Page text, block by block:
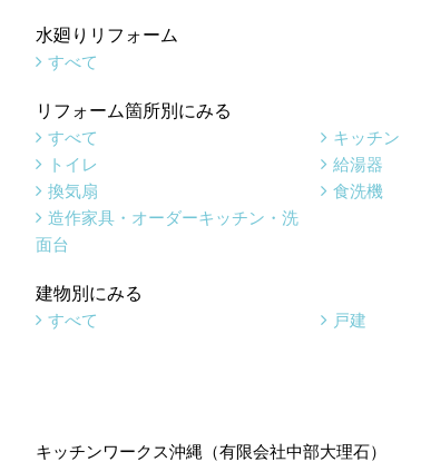
水廻りリフォーム
すべて
リフォーム箇所別にみる
すべて
キッチン
トイレ
給湯器
換気扇
食洗機
造作家具・オーダーキッチン・洗
面台
建物別にみる
すべて
戸建
キッチンワークス沖縄（有限会社中部大理石）